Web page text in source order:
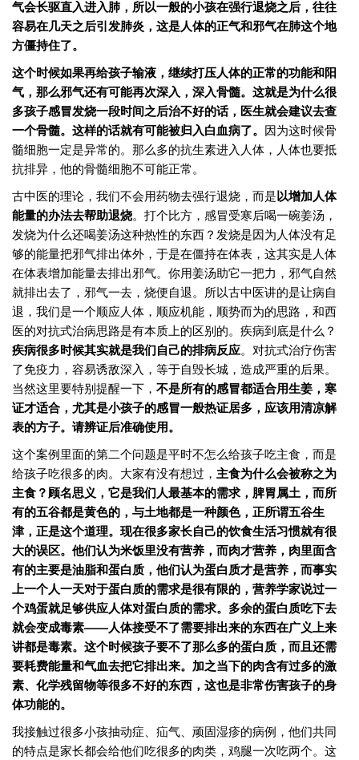
气会长驱直入进入肺，所以一般的小孩在强行退烧之后，往往
容易在几天之后引发肺炎，这是人体的正气和邪气在肺这个地
方僵持住了。
这个时候如果再给孩子输液，继续打压人体的正常的功能和阳
气，那么邪气还有可能再次深入，深入骨髓。这就是为什么很
多孩子感冒发烧一段时间之后治不好的话，医生就会建议去查
一个骨髓。这样的话就有可能被归入白血病了。 因为这时候骨
髓细胞一定是异常的。那么多的抗生素进入人体，人体也要抵
抗排异，他的骨髓细胞不可能正常。
古中医的理论，我们不会用药物去强行退烧，而是以增加人体
能量的办法去帮助退烧。打个比方，感冒受寒后喝一碗姜汤，
发烧为什么还喝姜汤这种热性的东西？发烧是因为人体没有足
够的能量把邪气排出体外，于是在僵持在体表，这其实是人体
在体表增加能量去排出邪气。你用姜汤助它一把力，邪气自然
就排出去了，邪气一去，烧便自退。所以古中医讲的是让病自
退，我们是一个顺应人体，顺应机能，顺势而为的思路，和西
医的对抗式治病思路是有本质上的区别的。疾病到底是什么？
疾病很多时候其实就是我们自己的排病反应。对抗式治疗伤害
了免疫力，容易诱敌深入，等于自毁长城，造成严重的后果。
当然这里要特别提醒一下， 不是所有的感冒都适合用生姜，寒
证才适合，尤其是小孩子的感冒一般热证居多，应该用清凉解
表的方子。请辨证后准确使用。
这个案例里面的第二个问题是平时不怎么给孩子吃主食，而是
给孩子吃很多的肉。大家有没有想过， 主食为什么会被称之为
主食？顾名思义，它是我们人最基本的需求，脾胃属土，而所
有的五谷都是黄色的，与土地都是一种颜色，正所谓五谷生
津，正是这个道理。现在很多家长自己的饮食生活习惯就有很
大的误区。他们认为米饭里没有营养，而肉才营养，肉里面含
有的主要是油脂和蛋白质，他们认为蛋白质才是营养，而事实
上一个人一天对于蛋白质的需求是很有限的，营养学家说过一
个鸡蛋就足够供应人体对蛋白质的需求。多余的蛋白质吃下去
就会变成毒素——人体接受不了需要排出来的东西在广义上来
讲都是毒素。这个时候孩子要不了那么多的蛋白质，而且还需
要耗费能量和气血去把它排出来。加之当下的肉含有过多的激
素、化学残留物等很多不好的东西，这也是非常伤害孩子的身
体功能的。
我接触过很多小孩抽动症、疝气、顽固湿疹的病例，他们共同
的特点是家长都会给他们吃很多的肉类，鸡腿一次吃两个。这